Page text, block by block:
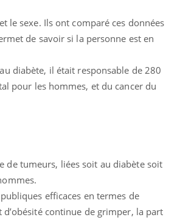
le sexe. Ils ont comparé ces données
de savoir si la personne est en
diabète, il était responsable de 280
pour les hommes, et du cancer du
de tumeurs, liées soit au diabète soit
efficaces en termes de
continue de grimper, la part